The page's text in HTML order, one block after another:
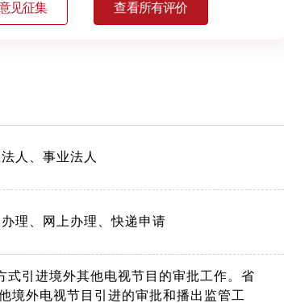
见征集 查看所有评价
人、事业法人
理、网上办理、快递申请
引进境外其他电视节目的审批工作。省
境外电视节目引进的审批和播出监管工